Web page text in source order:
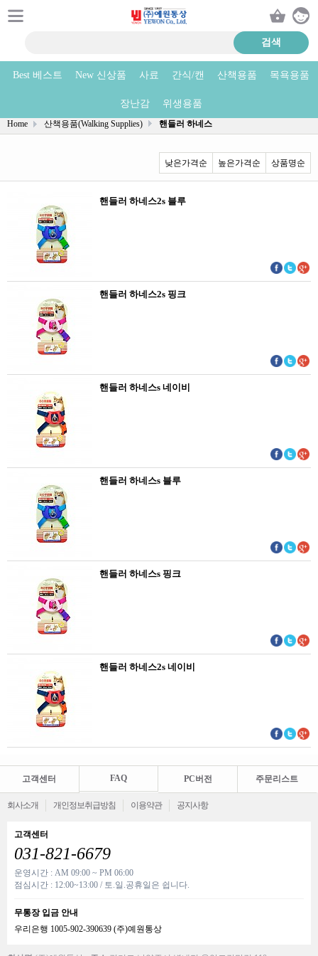
Best 베스트 New 신상품 사료 간식/캔 산책용품 목욕용품
장난감 위생용품
핸들러 하네스 상품리스트
Home 산책용품(Walking Supplies) 핸들러 하네스
낮은가격순 높은가격순 상품명순
핸들러 하네스2s 블루
핸들러 하네스2s 핑크
핸들러 하네스s 네이비
핸들러 하네스s 블루
핸들러 하네스s 핑크
핸들러 하네스2s 네이비
고객센터 FAQ PC버전 주문리스트
회사소개 개인정보취급방침 이용약관 공지사항
고객센터
031-821-6679
운영시간 : AM 09:00 ~ PM 06:00
점심시간 : 12:00~13:00 / 토.일.공휴일은 쉽니다.
무통장 입금 안내
우리은행 1005-902-390639 (주)예원통상